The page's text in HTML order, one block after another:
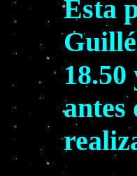
Esta
antes